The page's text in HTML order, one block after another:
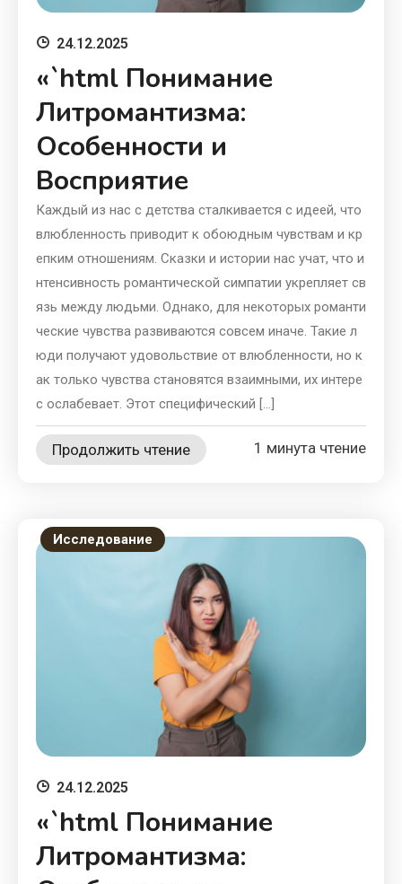
24.12.2025
«`html Понимание
Литромантизма:
Особенности и
Восприятие
Каждый из нас с детства сталкивается с идеей, что
влюбленность приводит к обоюдным чувствам и кр
епким отношениям. Сказки и истории нас учат, что и
нтенсивность романтической симпатии укрепляет св
язь между людьми. Однако, для некоторых романти
ческие чувства развиваются совсем иначе. Такие л
юди получают удовольствие от влюбленности, но к
ак только чувства становятся взаимными, их интере
с ослабевает. Этот специфический […]
Продолжить чтение 1 минута чтение
Исследование
24.12.2025
«`html Понимание
Литромантизма: